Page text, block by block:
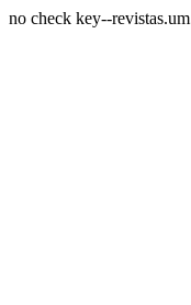
no check key--